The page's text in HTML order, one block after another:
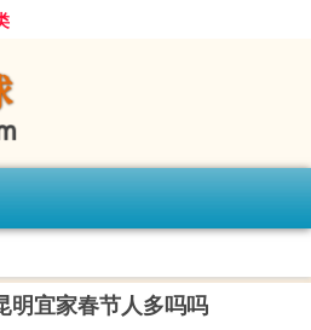
明宜家春节人多吗吗